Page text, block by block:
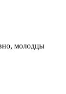
молодцы